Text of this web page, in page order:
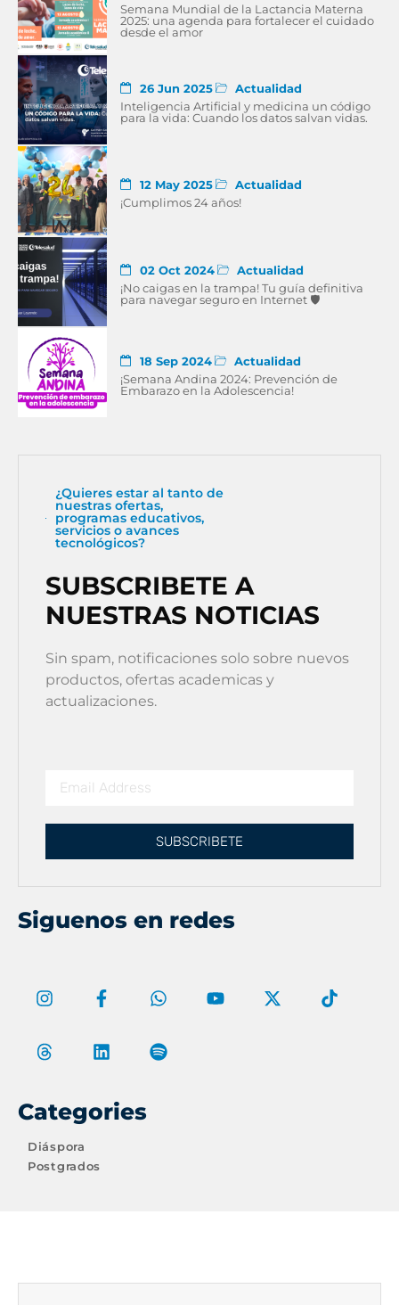
Semana Mundial de la Lactancia Materna
2025: una agenda para fortalecer el cuidado
desde el amor
26 Jun 2025
Actualidad
Inteligencia Artificial y medicina un código
para la vida: Cuando los datos salvan vidas.
12 May 2025
Actualidad
¡Cumplimos 24 años!
02 Oct 2024
Actualidad
¡No caigas en la trampa! Tu guía definitiva
para navegar seguro en Internet 🛡
18 Sep 2024
Actualidad
¡Semana Andina 2024: Prevención de
Embarazo en la Adolescencia!
¿Quieres estar al tanto de
nuestras ofertas,
programas educativos,
servicios o avances
tecnológicos?
SUBSCRIBETE A
NUESTRAS NOTICIAS
Sin spam, notificaciones solo sobre nuevos
productos, ofertas academicas y
actualizaciones.
SUBSCRIBETE
Siguenos en redes
Categories
Diáspora
Postgrados